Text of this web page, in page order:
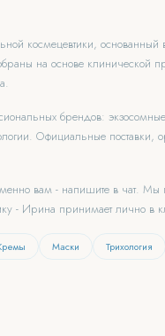
космецевтики,
на основе клинической
брендов:
Официальные поставки,
вам - напишите в чат.
- Ирина принимает лично в
Маски Трихология